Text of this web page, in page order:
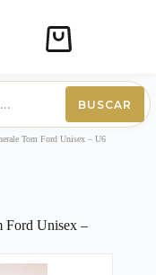
Carro
compra
BUSCAR
Tom Ford Unisex – U6
Ford Unisex –